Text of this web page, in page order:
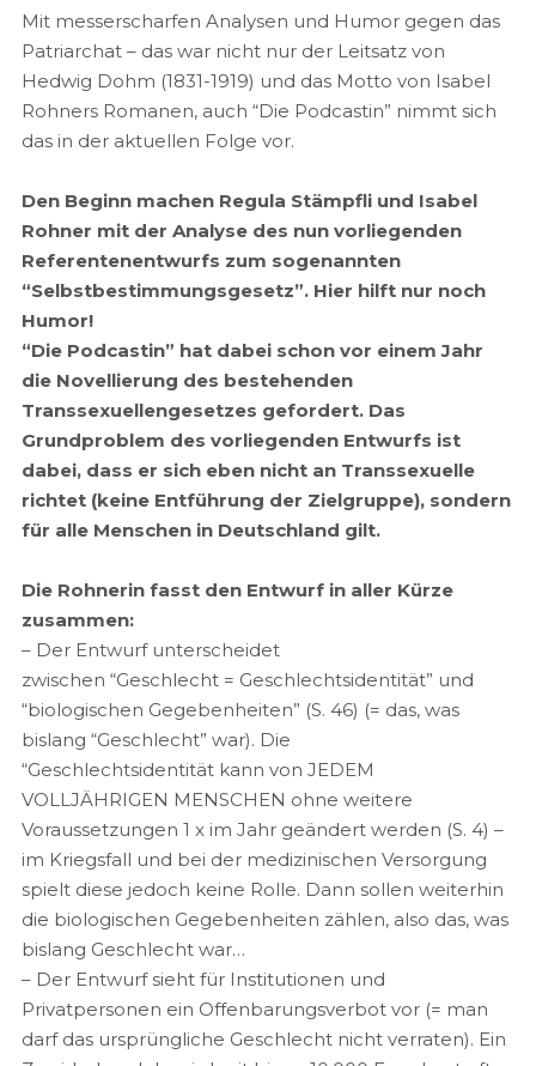
Mit messerscharfen Analysen und Humor gegen das
Patriarchat – das war nicht nur der Leitsatz von
Hedwig Dohm (1831-1919) und das Motto von Isabel
Rohners Romanen, auch “Die Podcastin” nimmt sich
das in der aktuellen Folge vor.
Den Beginn machen Regula Stämpfli und Isabel
Rohner mit der Analyse des nun vorliegenden
Referentenentwurfs zum sogenannten
“Selbstbestimmungsgesetz”. Hier hilft nur noch
Humor!
“Die Podcastin” hat dabei schon vor einem Jahr
die Novellierung des bestehenden
Transsexuellengesetzes gefordert. Das
Grundproblem des vorliegenden Entwurfs ist
dabei, dass er sich eben nicht an Transsexuelle
richtet (keine Entführung der Zielgruppe), sondern
für alle Menschen in Deutschland gilt.
Die Rohnerin fasst den Entwurf in aller Kürze
zusammen:
– Der Entwurf unterscheidet
zwischen “Geschlecht = Geschlechtsidentität” und
“biologischen Gegebenheiten” (S. 46) (= das, was
bislang “Geschlecht” war). Die
“Geschlechtsidentität kann von JEDEM
VOLLJÄHRIGEN MENSCHEN ohne weitere
Voraussetzungen 1 x im Jahr geändert werden (S. 4) –
im Kriegsfall und bei der medizinischen Versorgung
spielt diese jedoch keine Rolle. Dann sollen weiterhin
die biologischen Gegebenheiten zählen, also das, was
bislang Geschlecht war…
– Der Entwurf sieht für Institutionen und
Privatpersonen ein Offenbarungsverbot vor (= man
darf das ursprüngliche Geschlecht nicht verraten). Ein